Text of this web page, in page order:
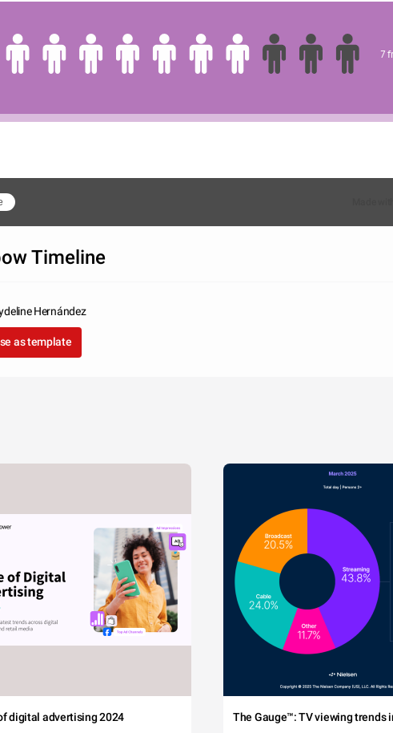
7
Timeline
Hernández
as template
digital advertising 2024 The Gauge™: TV viewing trends